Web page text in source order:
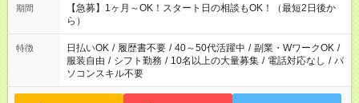
しておきたい」 「朝はゆっくりのスタートがいい」 「お昼の時
間を有効に使いたい」 など、ご希望があれば教えてください
ね。
期間
【急募】1ヶ月～OK！スタート日の相談もOK！（最短2日後か
ら）
特徴 日払いOK / 履歴書不要 / 40～50代活躍中 / 副業・WワークOK /
服装自由 / シフト勤務 / 10名以上の大量募集 / 電話対応なし / パ
ソコンスキル不要